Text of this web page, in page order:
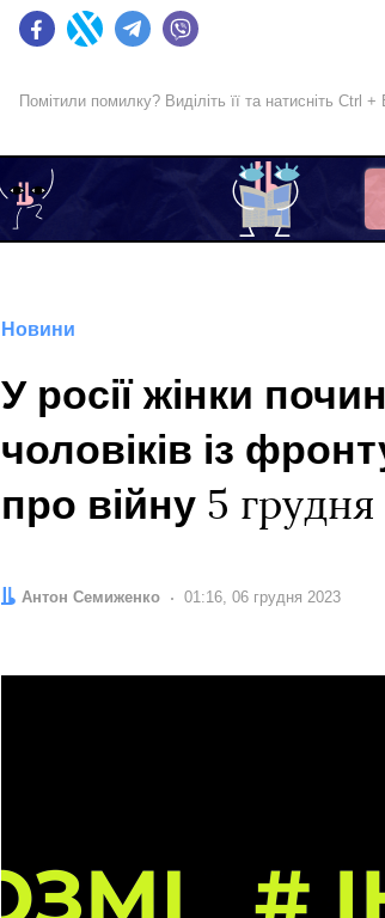
FacebookTwitter Telegram
Помітили помилку? Виділіть її та натисніть Ctrl +
Новини
У росії жінки
чоловіків із
про війну 5 грудня
Автор:
Антон Семиженко Дата:
01:16, 06 грудня 2023